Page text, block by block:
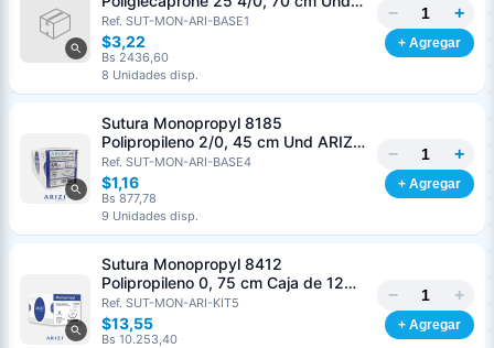
ARIZI Aguja de 3/8 Corte inverso 19
mm
Ref. SUT-MON-ARI-BASE1
$3,22
Bs 2436,60
8 Unidades disp.
− +
+ Agregar
Sutura Monopropyl 8185
Polipropileno 2/0, 45 cm Und ARIZI
Aguja de 3/8 Corte Inverso 26 mm
Ref. SUT-MON-ARI-BASE4
$1,16
Bs 877,78
9 Unidades disp.
− +
+ Agregar
Sutura Monopropyl 8412
Polipropileno 0, 75 cm Caja de 12
Unds ARIZI Aguja de 1/2 Circulo
Punta Conica 26 mm
Ref. SUT-MON-ARI-KIT5
$13,55
Bs 10.253,40
− +
+ Agregar
Completá los datos para emitir el PDF
Nombre o razón social*
Cédula o RIF*
Teléfono (opcional)
Clave